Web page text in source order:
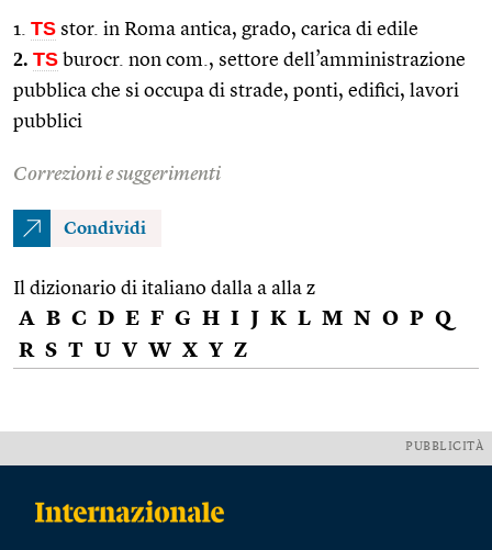
1. TS stor. in Roma antica, grado, carica di edile
2. TS burocr. non com., settore dell’amministrazione
pubblica che si occupa di strade, ponti, edifici, lavori
pubblici
Correzioni e suggerimenti
Condividi
Il dizionario di italiano dalla a alla z
A B C D E F G H I J K L M N O P Q
R S T U V W X Y Z
PUBBLICITÀ